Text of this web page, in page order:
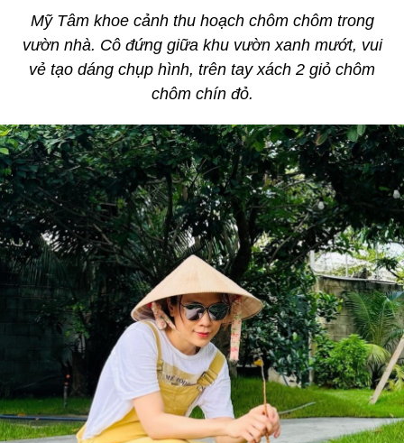
Mỹ Tâm khoe cảnh thu hoạch chôm chôm trong
vườn nhà. Cô đứng giữa khu vườn xanh mướt, vui
vẻ tạo dáng chụp hình, trên tay xách 2 giỏ chôm
chôm chín đỏ.